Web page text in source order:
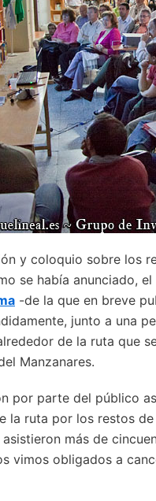
y coloquio sobre los
se había anunciado,
-de la que en breve
junto a una
de la ruta que
Manzanares.
por parte del público
la ruta por los restos
más de
vimos obligados a